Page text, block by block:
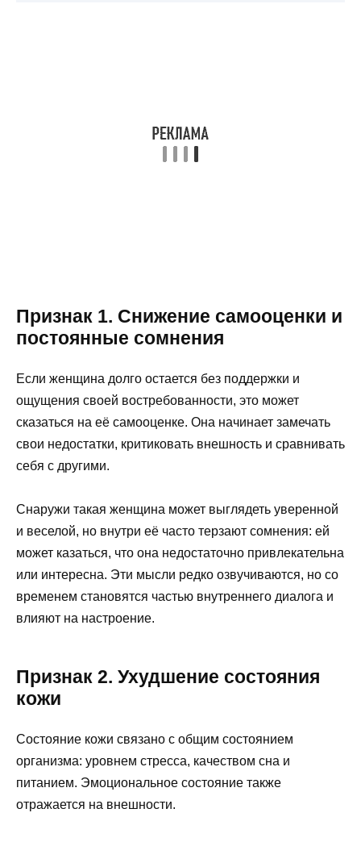
Признак 1. Снижение самооценки и
постоянные сомнения
Если женщина долго остается без поддержки и
ощущения своей востребованности, это может
сказаться на её самооценке. Она начинает замечать
свои недостатки, критиковать внешность и сравнивать
себя с другими.
Снаружи такая женщина может выглядеть уверенной
и веселой, но внутри её часто терзают сомнения: ей
может казаться, что она недостаточно привлекательна
или интересна. Эти мысли редко озвучиваются, но со
временем становятся частью внутреннего диалога и
влияют на настроение.
Признак 2. Ухудшение состояния
кожи
Состояние кожи связано с общим состоянием
организма: уровнем стресса, качеством сна и
питанием. Эмоциональное состояние также
отражается на внешности.